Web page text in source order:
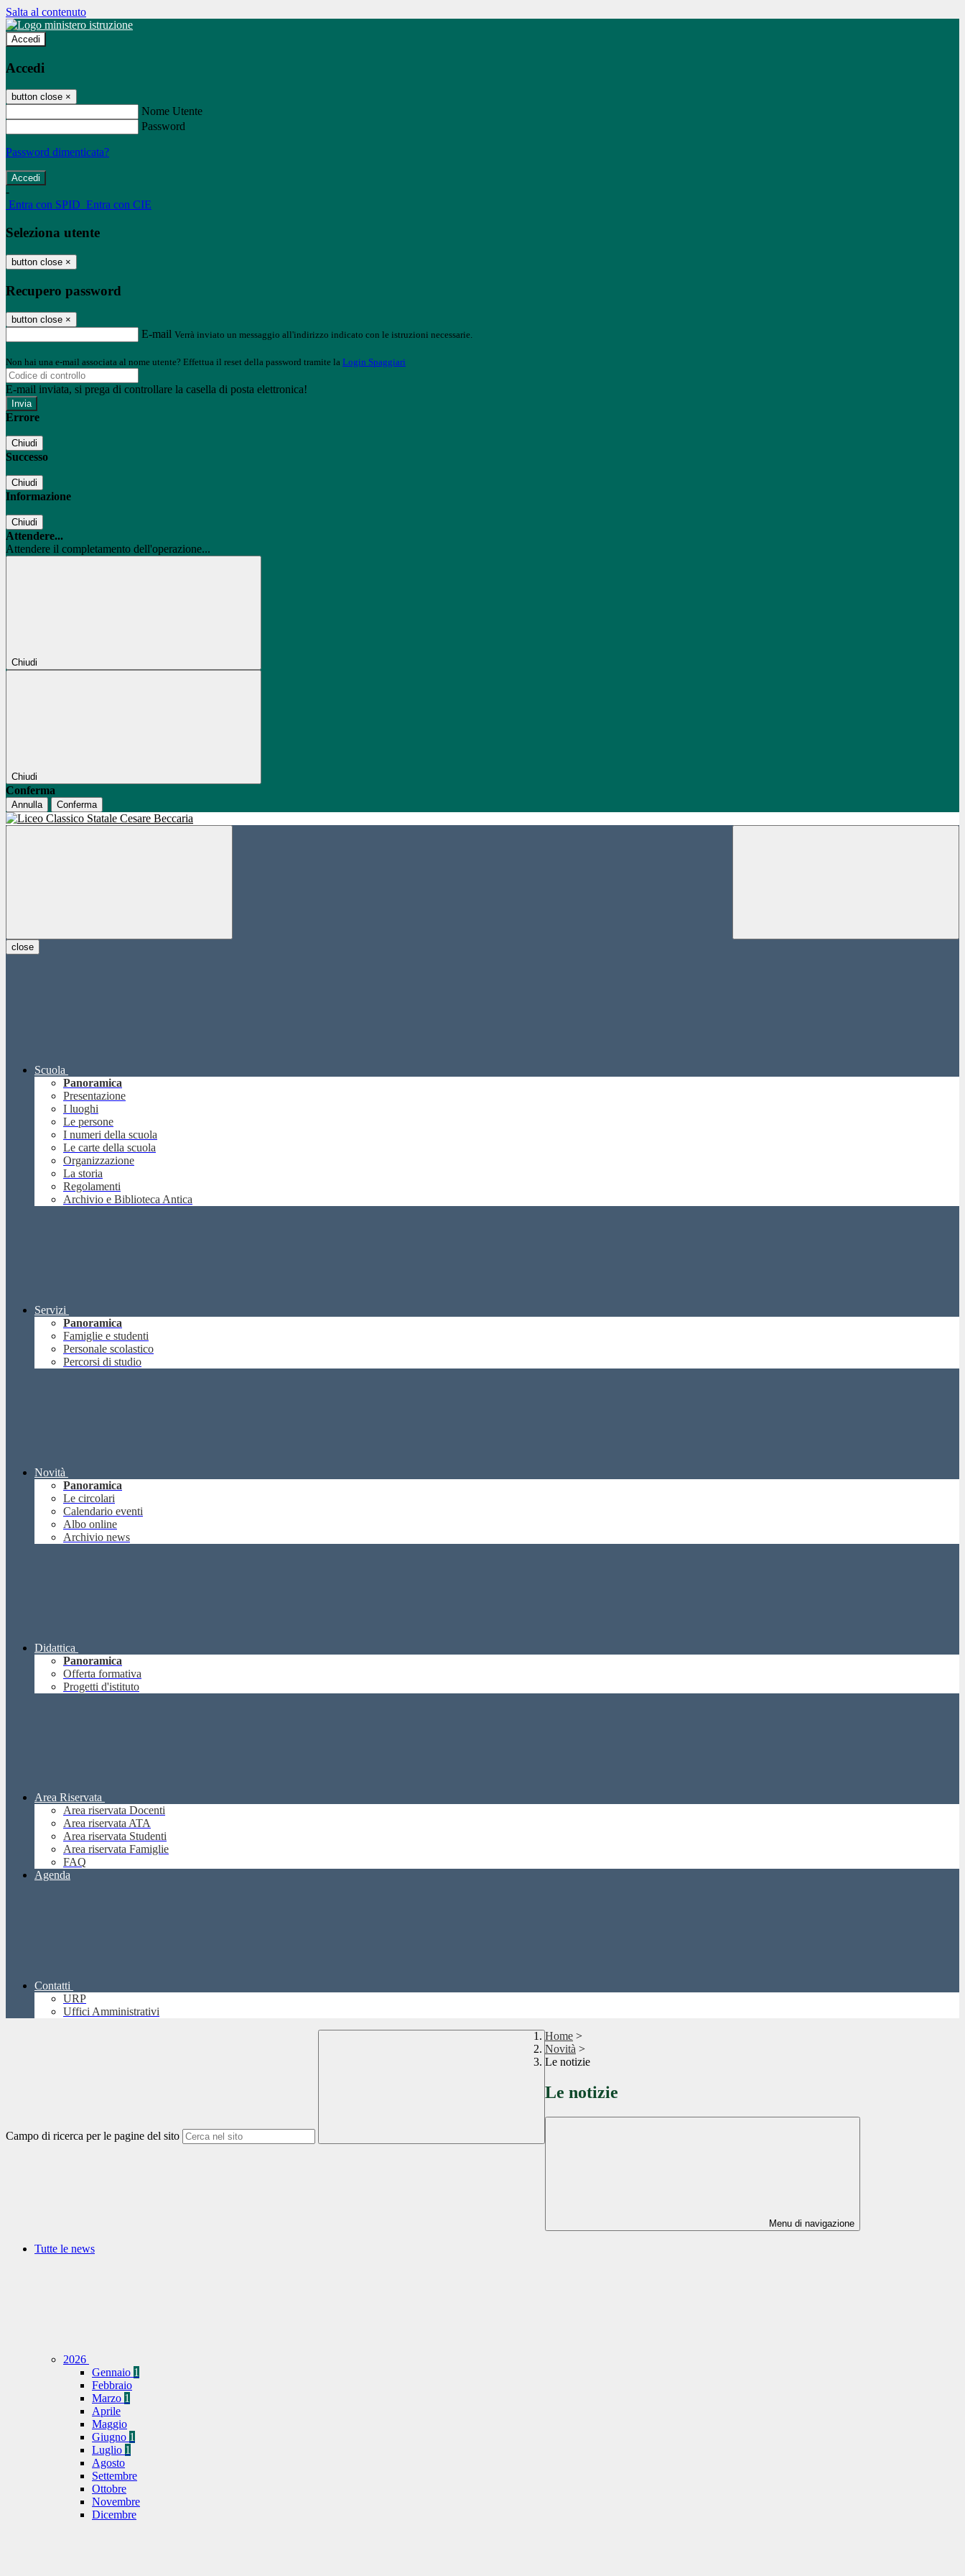
Salta al contenuto
Accedi
Accedi
button close ×
Nome Utente
Password
Password dimenticata?
-
Entra con SPID Entra con CIE
Seleziona utente
button close ×
Recupero password
button close ×
E-mail Verrà inviato un messaggio all'indirizzo indicato con le istruzioni necessarie.
Non hai una e-mail associata al nome utente? Effettua il reset della password tramite la Login Spaggiari
E-mail inviata, si prega di controllare la casella di posta elettronica!
Errore
Chiudi
Successo
Chiudi
Informazione
Chiudi
Attendere...
Attendere il completamento dell'operazione...
Chiudi
Chiudi
Conferma
Annulla Conferma
close
Scuola
Panoramica
Presentazione
I luoghi
Le persone
I numeri della scuola
Le carte della scuola
Organizzazione
La storia
Regolamenti
Archivio e Biblioteca Antica
Servizi
Panoramica
Famiglie e studenti
Personale scolastico
Percorsi di studio
Novità
Panoramica
Le circolari
Calendario eventi
Albo online
Archivio news
Didattica
Panoramica
Offerta formativa
Progetti d'istituto
Area Riservata
Area riservata Docenti
Area riservata ATA
Area riservata Studenti
Area riservata Famiglie
FAQ
Agenda
Contatti
URP
Uffici Amministrativi
Campo di ricerca per le pagine del sito
Home >
Novità >
Le notizie
Le notizie
Menu di navigazione
Tutte le news
2026
Gennaio 1
Febbraio
Marzo 1
Aprile
Maggio
Giugno 1
Luglio 1
Agosto
Settembre
Ottobre
Novembre
Dicembre